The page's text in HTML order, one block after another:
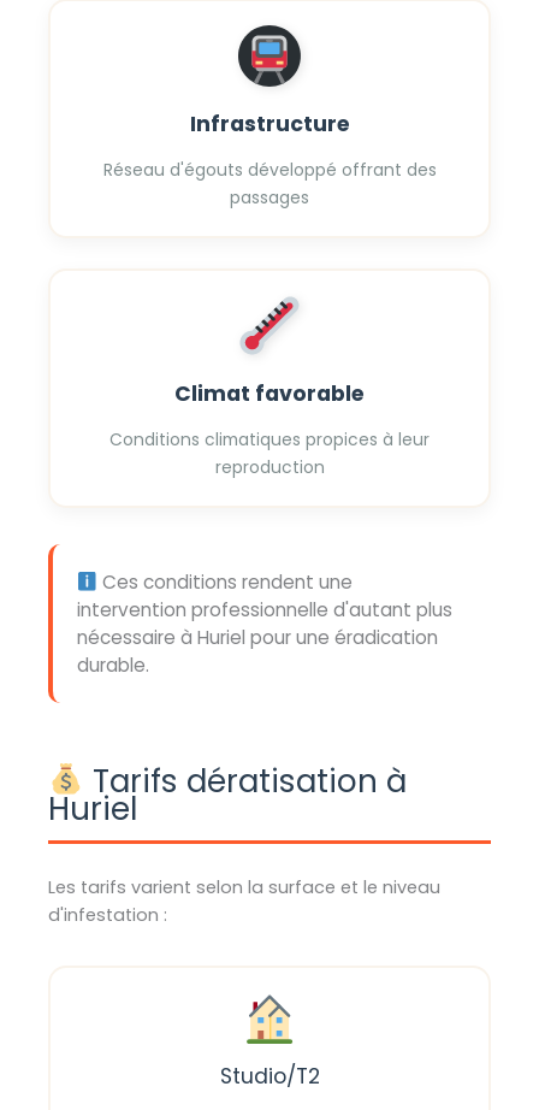
Infrastructure
Réseau d'égouts développé offrant des
passages
Climat favorable
Conditions climatiques propices à leur
reproduction
Ces conditions rendent une
intervention professionnelle d'autant plus
nécessaire à Huriel pour une éradication
durable.
Tarifs dératisation à
Huriel
Les tarifs varient selon la surface et le niveau
d'infestation :
Studio/T2